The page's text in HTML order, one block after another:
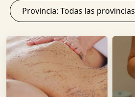
Provincia: Todas las provincias